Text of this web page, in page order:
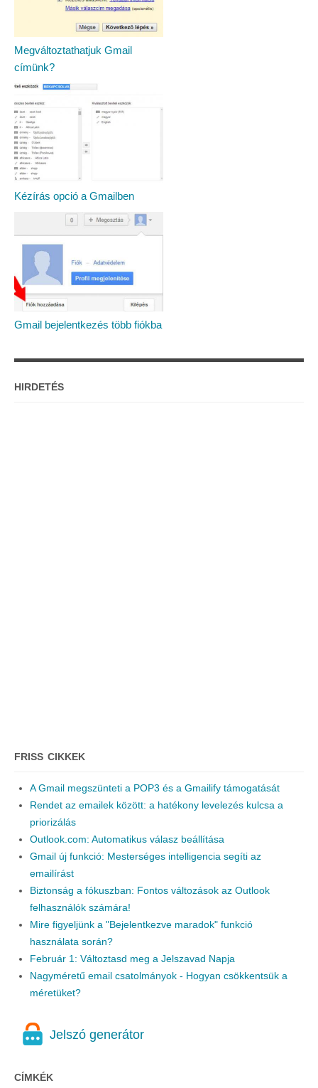
Megváltoztathatjuk Gmail
címünk?
Kézírás opció a Gmailben
Gmail bejelentkezés több fiókba
HIRDETÉS
FRISS CIKKEK
A Gmail megszünteti a POP3 és a Gmailify támogatását
Rendet az emailek között: a hatékony levelezés kulcsa a
priorizálás
Outlook.com: Automatikus válasz beállítása
Gmail új funkció: Mesterséges intelligencia segíti az
emailírást
Biztonság a fókuszban: Fontos változások az Outlook
felhasználók számára!
Mire figyeljünk a "Bejelentkezve maradok" funkció
használata során?
Február 1: Változtasd meg a Jelszavad Napja
Nagyméretű email csatolmányok - Hogyan csökkentsük a
méretüket?
Jelszó generátor
CÍMKÉK